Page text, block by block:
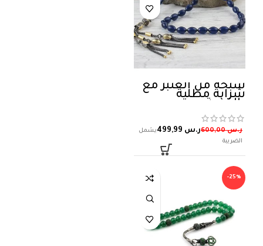
سبحة من العنبر مع
شرابة مطلية
بالفضة
ر.س600,00 ر.س
-25%